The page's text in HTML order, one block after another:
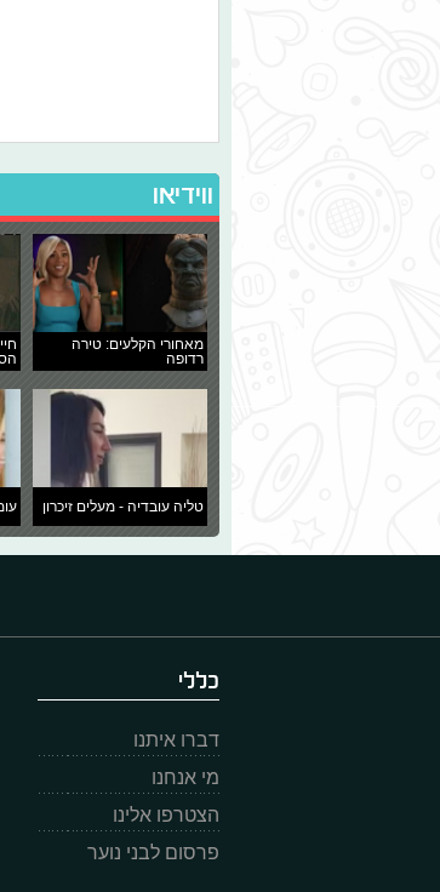
ווידיאו
מאחורי הקלעים: טירה
רדופה
טליה עובדיה - מעלים זיכרון
כללי
דברו איתנו
מי אנחנו
הצטרפו אלינו
פרסום לבני נוער